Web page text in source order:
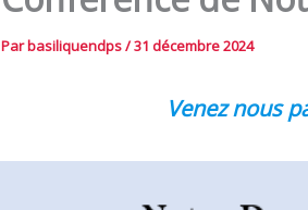
Parbasiliquendps/31 décembre 2024
Venez nous